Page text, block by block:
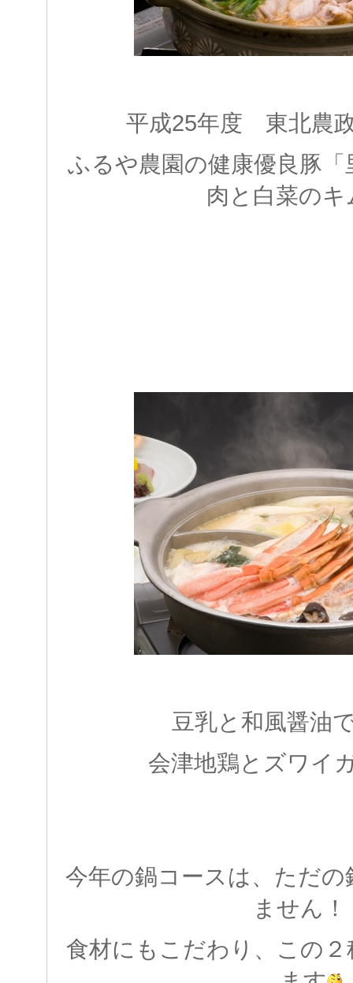
平成25年度 東北農
ふるや農園の健康優良豚
肉と白菜のキ
豆乳と和風醤油
会津地鶏とズワイ
今年の鍋コースは、ただ
ません！
食材にもこだわり、この